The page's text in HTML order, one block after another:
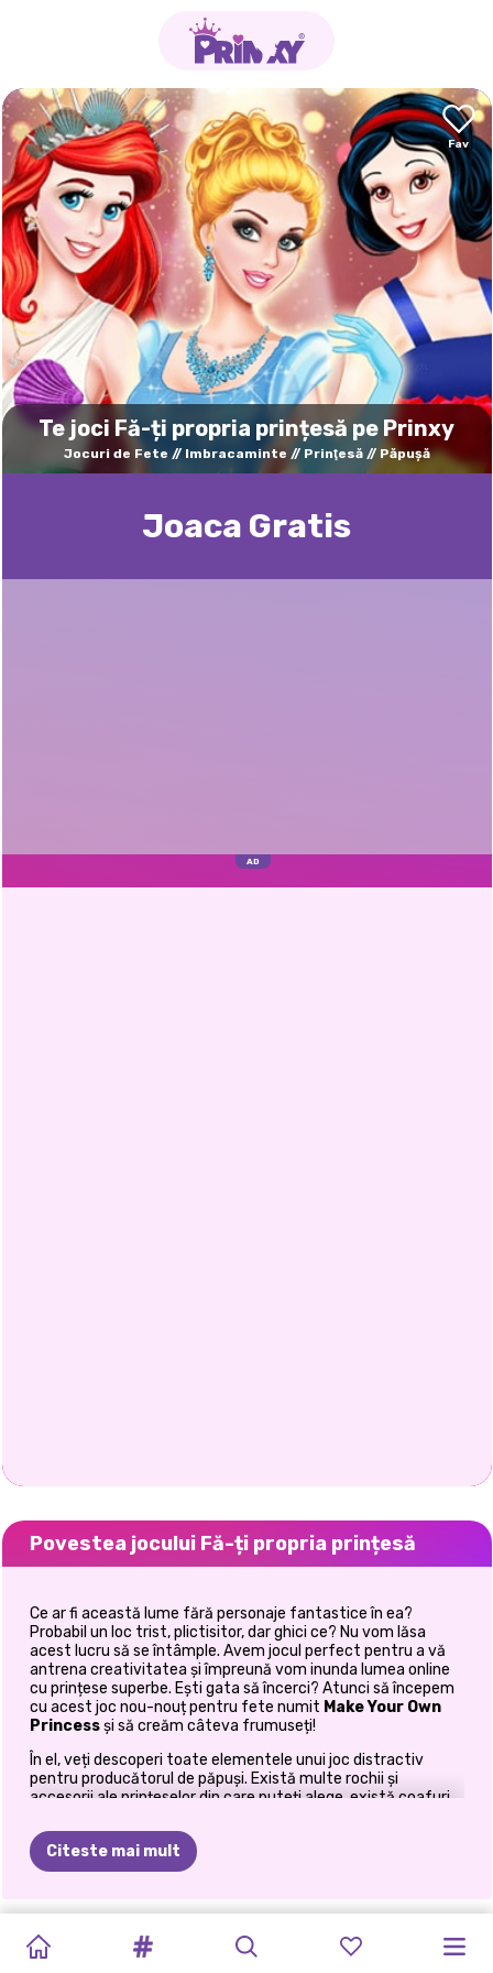
Te joci Fă-ți propria prințesă pe Prinxy
Jocuri de Fete Imbracaminte Prinţesă Păpuşă
Joaca Gratis
Povestea jocului Fă-ți propria prințesă
Ce ar fi această lume fără personaje fantastice în ea?
Probabil un loc trist, plictisitor, dar ghici ce? Nu vom lăsa
acest lucru să se întâmple. Avem jocul perfect pentru a vă
antrena creativitatea și împreună vom inunda lumea online
cu prințese superbe. Ești gata să încerci? Atunci să începem
cu acest joc nou-nouț pentru fete numit Make Your Own
Princessși să creăm câteva frumuseți!
În el, veți descoperi toate elementele unui joc distractiv
pentru producătorul de păpuși. Există multe rochii și
accesorii ale prințeselor din care puteți alege, există coafuri
să creați aspectul perfect pentru noul dvs. personaj unic. Dar
să aruncăm o privire mai atentă la aceste file de categorii,
nu-i așa?
prințesă
, poți găsi o selecție impresionantă de rochii. Vei
recunoaște unele dintre ele foarte ușor, deoarece au fost
Citeste mai mult
INSTANT:
VS
MOANA
SUPERMODEL
FASHION
SPOOKY
ÎN
PETRECEREA
PRINȚESEI
PRINCESSES
FASHION
PRINCESSES
THRIFT
FETELE
BACK